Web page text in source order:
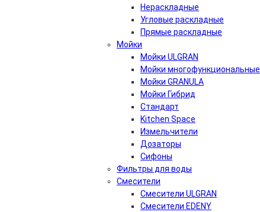
Нераскладные
Угловые раскладные
Прямые раскладные
Мойки
Мойки ULGRAN
Мойки многофункциональные
Мойки GRANULA
Мойки Гибрид
Стандарт
Kitchen Space
Измельчители
Дозаторы
Сифоны
Фильтры для воды
Смесители
Смесители ULGRAN
Cмесители EDENY